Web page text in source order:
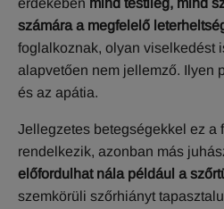
számára a megfelelő
foglalkoznak, olyan viselkedést
alapvetően nem jellemző. Ilyen
és az apátia.
Jellegzetes betegségekkel ez a
rendelkezik, azonban más
előfordulhat nála például a
szemkörüli szőrhiányt